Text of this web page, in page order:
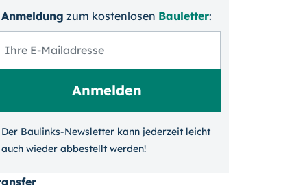
Anmeldung zum kosten­losen Bauletter:
Der Baulinks-Newsletter kann jeder­zeit leicht
auch wieder ab­bestellt werden!